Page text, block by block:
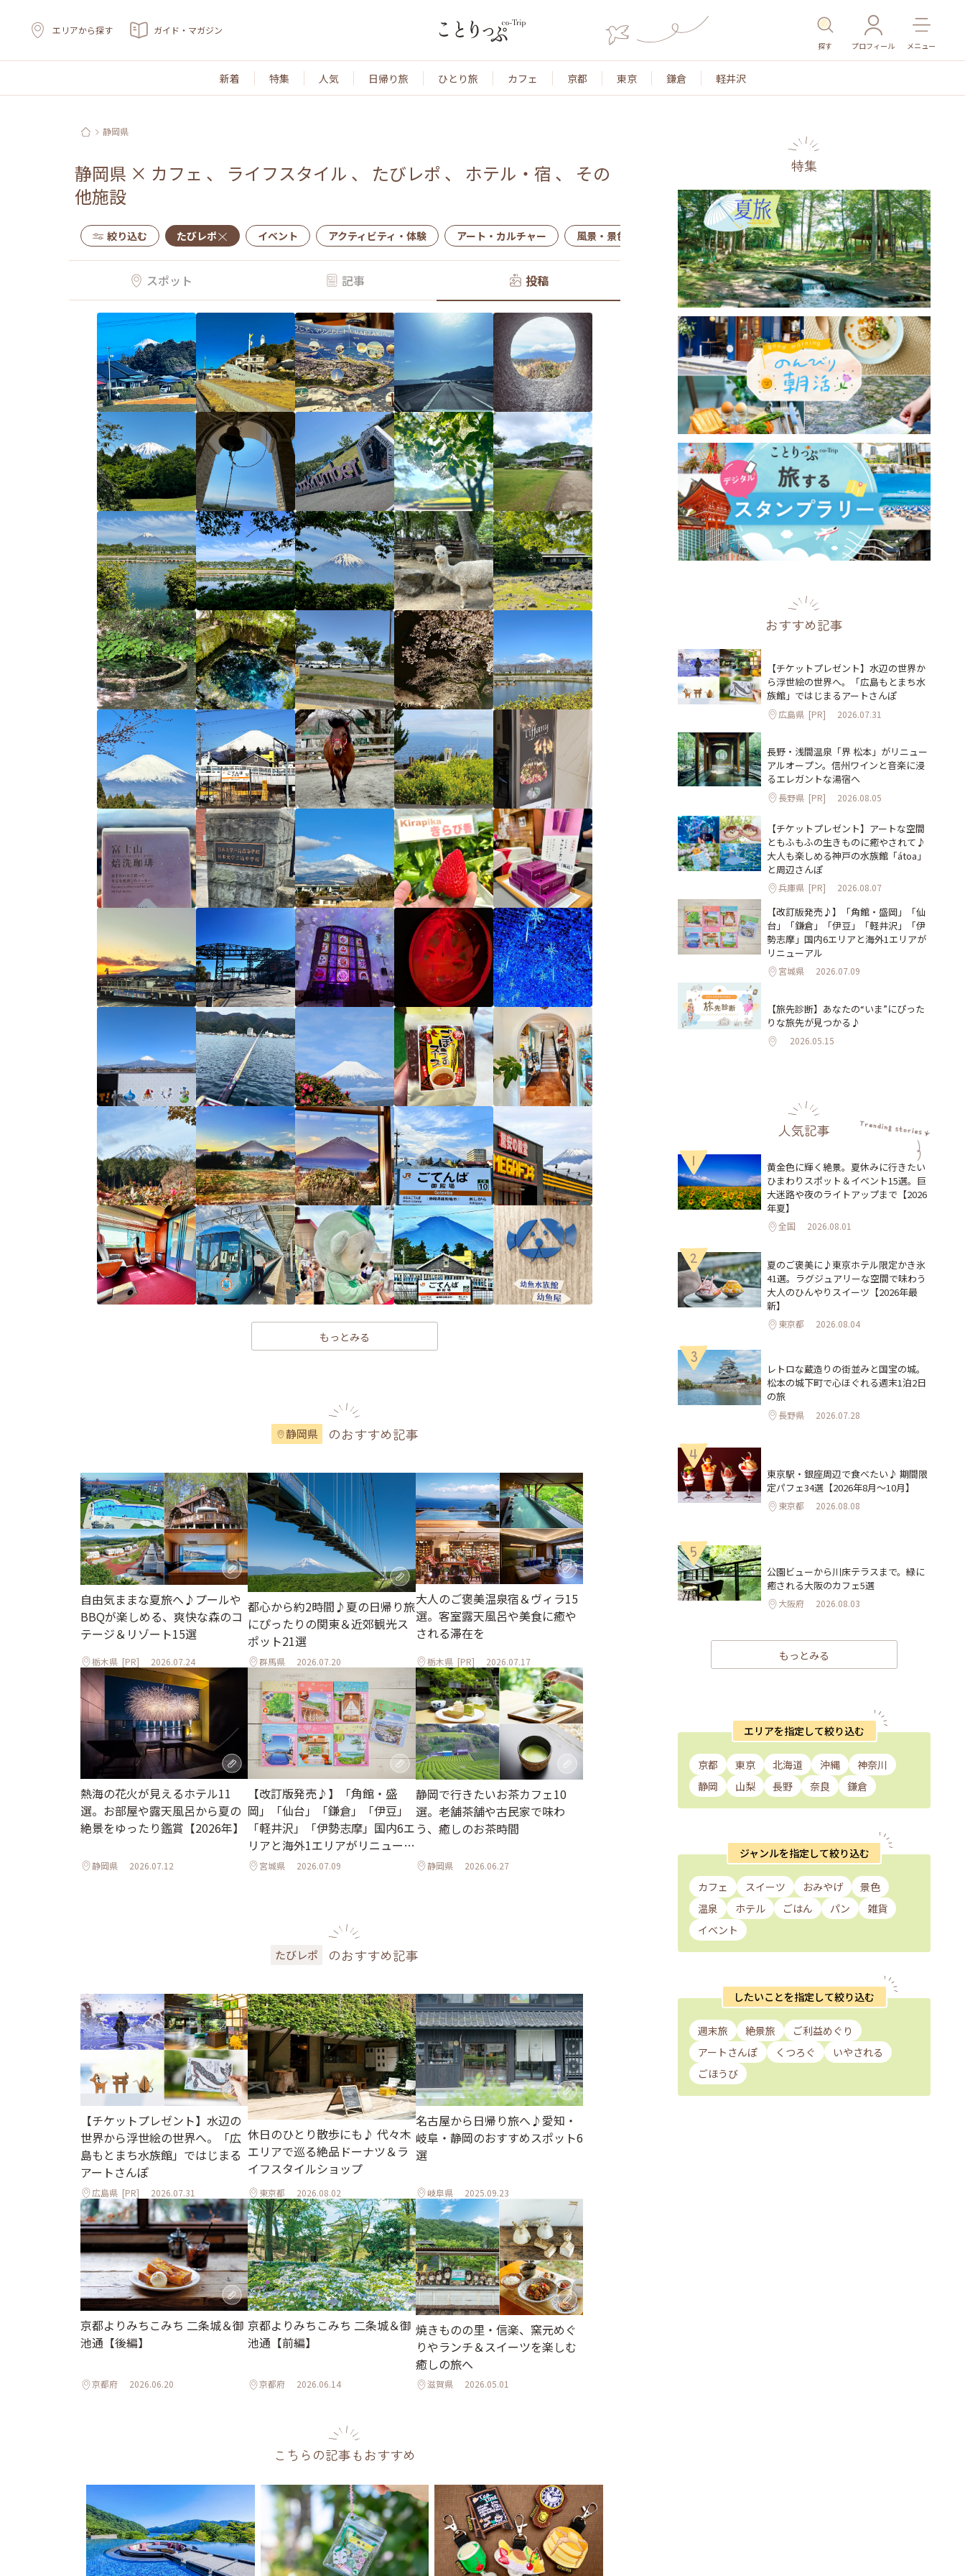
エリアから探す ガイド・マガジン
探す プロフィール メニュー
新着 特集 人気 日帰り旅 ひとり旅 カフェ 京都 東京 鎌倉 軽井沢
静岡県
静岡県 × カフェ 、 ライフスタイル 、 たびレポ 、 ホテル・宿 、 その
他施設
絞り込む たびレポ イベント アクティビティ・体験 アート・カルチャー 風景・景色 名所・旧跡 温泉・スパ その他施設 ごはん
スポット 記事 投稿
もっとみる
静岡県 のおすすめ記事
自由気ままな夏旅へ♪プールや
BBQが楽しめる、爽快な森のコ
テージ＆リゾート15選
栃木県 [PR] 2026.07.24
都心から約2時間♪夏の日帰り旅
にぴったりの関東＆近郊観光ス
ポット21選
群馬県 2026.07.20
大人のご褒美温泉宿＆ヴィラ15
選。客室露天風呂や美食に癒や
される滞在を
栃木県[PR] 2026.07.17
熱海の花火が見えるホテル11
選。お部屋や露天風呂から夏の
絶景をゆったり鑑賞【2026年】
静岡県 2026.07.12
【改訂版発売♪】「角館・盛
岡」「仙台」「鎌倉」「伊豆」
「軽井沢」「伊勢志摩」国内6エ
リアと海外1エリアがリニューア
ル宮城県 2026.07.09
静岡で行きたいお茶カフェ10
選。老舗茶舗や古民家で味わ
う、癒しのお茶時間
静岡県 2026.06.27
たびレポ のおすすめ記事
【チケットプレゼント】水辺の
世界から浮世絵の世界へ。「広
島もとまち水族館」ではじまる
アートさんぽ
広島県 [PR] 2026.07.31
休日のひとり散歩にも♪ 代々木
エリアで巡る絶品ドーナツ＆ラ
イフスタイルショップ
東京都 2026.08.02
名古屋から日帰り旅へ♪愛知・
岐阜・静岡のおすすめスポット6
選
岐阜県 2025.09.23
京都よりみちこみち 二条城＆御
池通【後編】
京都府 2026.06.20
京都よりみちこみち 二条城＆御
池通【前編】
京都府 2026.06.14
焼きものの里・信楽、窯元めぐ
りやランチ＆スイーツを楽しむ
癒しの旅へ
滋賀県 2026.05.01
こちらの記事もおすすめ
特集
おすすめ記事
【チケットプレゼント】水辺の世界か
ら浮世絵の世界へ。「広島もとまち水
族館」ではじまるアートさんぽ
広島県 [PR] 2026.07.31
長野・浅間温泉「界 松本」がリニュー
アルオープン。信州ワインと音楽に浸
るエレガントな湯宿へ
長野県 [PR] 2026.08.05
【チケットプレゼント】アートな空間
ともふもふの生きものに癒やされて♪
大人も楽しめる神戸の水族館「átoa」
と周辺さんぽ
兵庫県 [PR] 2026.08.07
【改訂版発売♪】「角館・盛岡」「仙
台」「鎌倉」「伊豆」「軽井沢」「伊
勢志摩」国内6エリアと海外1エリアが
リニューアル
宮城県 2026.07.09
【旅先診断】あなたの“いま”にぴった
りな旅先が見つかる♪
2026.05.15
人気記事
1
黄金色に輝く絶景。夏休みに行きたい
ひまわりスポット＆イベント15選。巨
大迷路や夜のライトアップまで【2026
年夏】
全国 2026.08.01
2
夏のご褒美に♪東京ホテル限定かき氷
41選。ラグジュアリーな空間で味わう
大人のひんやりスイーツ【2026年最
新】
東京都 2026.08.04
3
レトロな蔵造りの街並みと国宝の城。
松本の城下町で心ほぐれる週末1泊2日
の旅
長野県 2026.07.28
4
東京駅・銀座周辺で食べたい♪ 期間限
定パフェ34選【2026年8月～10月】
東京都 2026.08.08
5
公園ビューから川床テラスまで。緑に
癒される大阪のカフェ5選
大阪府 2026.08.03
もっとみる
エリアを指定して絞り込む
京都 東京 北海道 沖縄
神奈川
静岡
山梨 長野 奈良 鎌倉
ジャンルを指定して絞り込む
カフェ スイーツ おみやげ
景色
温泉
ホテル ごはん パン
雑貨
イベント
したいことを指定して絞り込む
週末旅 絶景旅
ご利益めぐり
アートさんぽ
くつろぐ
いやされる
ごほうび